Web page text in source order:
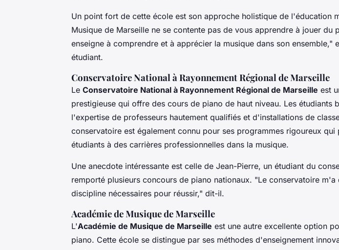
Un point fort de cette école est son approche holistique de l'éducation
Musique de Marseille ne se contente pas de vous apprendre à jouer du
enseigne à comprendre et à apprécier la musique dans son ensemble,"
étudiant.
Conservatoire National à Rayonnement Régional de Marseille
Le Conservatoire National à Rayonnement Régional de Marseille est
prestigieuse qui offre des cours de piano de haut niveau. Les étudiants
l'expertise de professeurs hautement qualifiés et d'installations de
conservatoire est également connu pour ses programmes rigoureux qui
étudiants à des carrières professionnelles dans la musique.
Une anecdote intéressante est celle de Jean-Pierre, un étudiant du
remporté plusieurs concours de piano nationaux. "Le conservatoire m'a
discipline nécessaires pour réussir," dit-il.
Académie de Musique de Marseille
L'Académie de Musique de Marseille est une autre excellente option
piano. Cette école se distingue par ses méthodes d'enseignement